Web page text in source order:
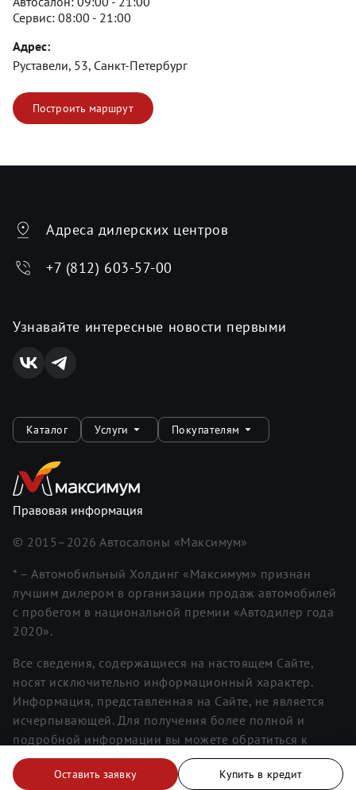
Оставить заявку Купить в кредит
Сервис: 08:00 - 21:00
Адрес:
Руставели, 53, Санкт-Петербург
Построить маршрут
Адреса дилерских центров
+7 (812) 603-57-00
Узнавайте интересные новости первыми
Каталог Услуги Покупателям
Правовая информация
© 2015– 2026 Автосалоны «Максимум»
* – Автомобильный Холдинг «Максимум» признан
лучшим дилером в организации продаж автомобилей
с пробегом в национальной премии «Автодилер года
2020».
Все сведения, содержащиеся на настоящем Сайте,
носят исключительно информационный характер.
Информация, представленная на Сайте, не является
исчерпывающей. Для получения более полной и
подробной информации вы можете обратиться к
менеджерам. Информация о ценах не является
публичной офертой.